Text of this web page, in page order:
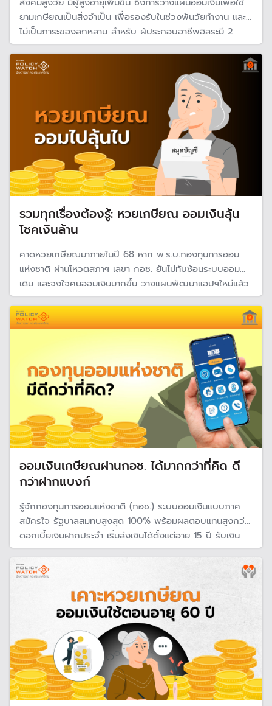
ยามเกษียณเป็นสิ่งจำเป็น เพื่อรองรับในช่วงพ้นวัยทำงาน และ
ไม่เป็นภาระของลูกหลาน สำหรับ ผู้ประกอบอาชีพอิสระมี 2
ช่องทางให้เลือกได้ คือ กองทุนการออมแห่งชาติ (กอช.) และ
กองทุนประกันสังคม มาตรา 40 แต่ละแบบมีข้อดี-ข้อเสีย หาก
ต้องเลือก
รวมทุกเรื่องต้องรู้: หวยเกษียณ ออมเงินลุ้น
โชคเงินล้าน
คาดหวยเกษียณมาภายในปี 68 หาก พ.ร.บ.กองทุนการออม
แห่งชาติ ผ่านโหวตสภาฯ เลขา กอช. ยันไม่ทับซ้อนระบบออม
เดิม และจูงใจคนออมเงินมากขึ้น วางแผนพัฒนาแอปฯใหม่แล้ว
พร้อมเผยขั้นตอนการซื้อแบบละเอียด
ออมเงินเกษียณผ่านกอช. ได้มากกว่าที่คิด ดี
กว่าฝากแบงก์
รู้จักกองทุนการออมแห่งชาติ (กอช.) ระบบออมเงินแบบภาค
สมัครใจ รัฐบาลสมทบสูงสุด 100% พร้อมผลตอบแทนสูงกว่า
ดอกเบี้ยเงินฝากประจำ เริ่มส่งเงินได้ตั้งแต่อายุ 15 ปี รับเงิน
ตอนเกษียณอายุ 60 ปี เหมาะกับอาชีพอิสระ และนักเรียน
นักศึกษา